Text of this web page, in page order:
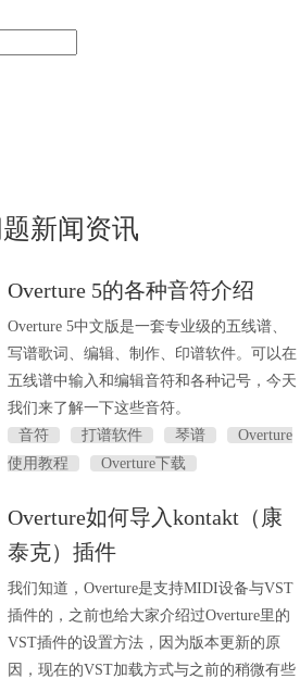
新闻资讯
Overture 5的各种音符介绍
Overture 5中文版是一套专业级的五线谱、
写谱歌词、编辑、制作、印谱软件。可以在
五线谱中输入和编辑音符和各种记号，今天
我们来了解一下这些音符。
音符
打谱软件 琴谱
Overture
使用教程
Overture下载
Overture如何导入kontakt（康
泰克）插件
我们知道，Overture是支持MIDI设备与VST
插件的，之前也给大家介绍过Overture里的
VST插件的设置方法，因为版本更新的原
因，现在的VST加载方式与之前的稍微有些